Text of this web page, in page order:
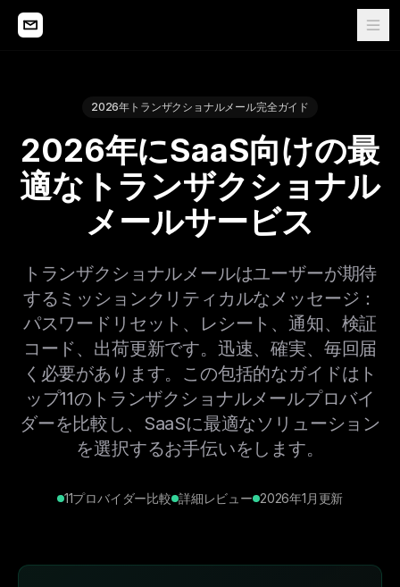
2026年トランザクショナルメール完全ガイド
2026年にSaaS向けの最
適なトランザクショナル
メールサービス
トランザクショナルメールはユーザーが期待
するミッションクリティカルなメッセージ：
パスワードリセット、レシート、通知、検証
コード、出荷更新です。迅速、確実、毎回届
く必要があります。この包括的なガイドはト
ップ11のトランザクショナルメールプロバイ
ダーを比較し、SaaSに最適なソリューション
を選択するお手伝いをします。
11プロバイダー比較 詳細レビュー 2026年1月更新